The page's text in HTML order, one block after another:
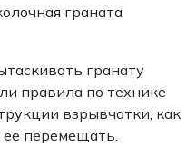
граната
гранату
правила по технике
взрывчатки, как
ее перемещать.